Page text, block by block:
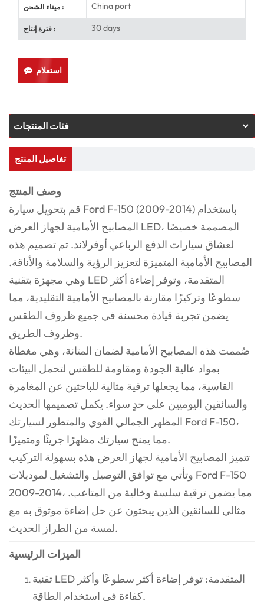
ميناء الشحن : China port
فترة إنتاج : 30 days
استعلام
فئات المنتجات
تفاصيل المنتج
وصف المنتج
قم بتحويل سيارة Ford F-150 (2009-2014) باستخدام
المصابيح الأمامية لجهاز العرض LED، المصممة خصيصًا
لعشاق سيارات الدفع الرباعي أوفرلاند. تم تصميم هذه
المصابيح الأمامية المتميزة لتعزيز الرؤية والسلامة والأناقة.
وهي مجهزة بتقنية LED المتقدمة، وتوفر إضاءة أكثر
سطوعًا وتركيزًا مقارنة بالمصابيح الأمامية التقليدية، مما
يضمن تجربة قيادة محسنة في جميع ظروف الطقس
وظروف الطريق.
صُممت هذه المصابيح الأمامية لضمان المتانة، وهي مغطاة
بمواد عالية الجودة ومقاومة للطقس لتحمل البيئات
القاسية، مما يجعلها ترقية مثالية للباحثين عن المغامرة
والسائقين اليوميين على حدٍ سواء. يكمل تصميمها الحديث
المظهر الجمالي القوي والمتطور لسيارتك Ford F-150،
مما يمنح سيارتك مظهرًا جريئًا ومتميزًا.
تتميز المصابيح الأمامية لجهاز العرض هذه بسهولة التركيب
وتأتي مع توافق التوصيل والتشغيل لموديلات Ford F-150
2009-2014، مما يضمن ترقية سلسة وخالية من المتاعب.
مثالي للسائقين الذين يبحثون عن حل إضاءة موثوق به مع
لمسة من الطراز الحديث.
الميزات الرئيسية
تقنية LED المتقدمة: توفر إضاءة أكثر سطوعًا وأكثر